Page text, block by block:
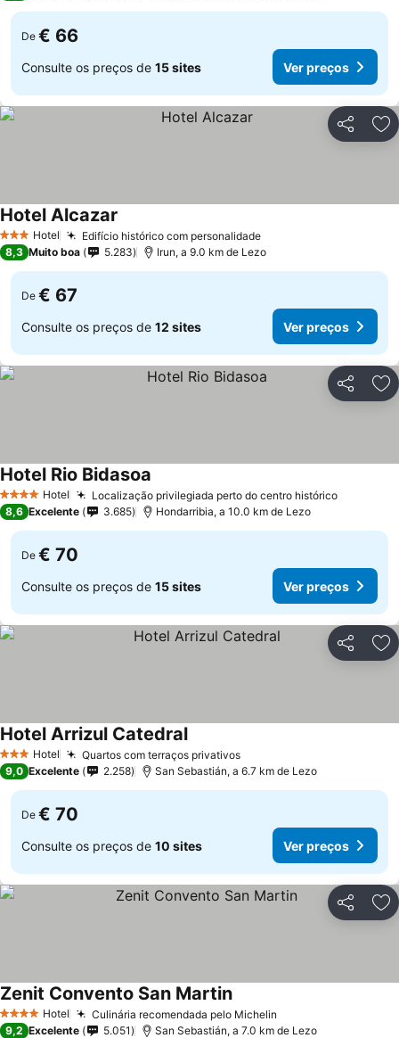
De € 66
Consulte os preços de 15 sites Ver preços
Partilhar
3 EstrelasHotel Edifício histórico com personalidade
Hotel Alcazar
8,3 Muito boa 5.283 Irun, a 9.0 km de Lezo
De € 67
Consulte os preços de 12 sites Ver preços
Partilhar
4 EstrelasHotel Localização privilegiada perto do centro histórico
Hotel Rio Bidasoa
8,6 Excelente 3.685 Hondarribia, a 10.0 km de Lezo
De € 70
Consulte os preços de 15 sites Ver preços
Partilhar
3 EstrelasHotel Quartos com terraços privativos
Hotel Arrizul Catedral
9,0 Excelente 2.258 San Sebastián, a 6.7 km de Lezo
De € 70
Consulte os preços de 10 sites Ver preços
Partilhar
4 EstrelasHotel Culinária recomendada pelo Michelin
Zenit Convento San Martin
9,2 Excelente 5.051 San Sebastián, a 7.0 km de Lezo